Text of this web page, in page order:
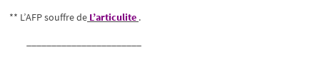
** L’AFP souffre de L’articulite .